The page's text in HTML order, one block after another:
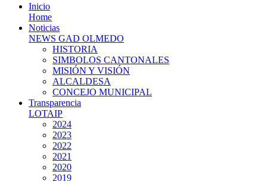
Inicio
Home
Noticias
NEWS GAD OLMEDO
HISTORIA
SIMBOLOS CANTONALES
MISIÓN Y VISIÓN
ALCALDESA
CONCEJO MUNICIPAL
Transparencia
LOTAIP
2024
2023
2022
2021
2020
2019